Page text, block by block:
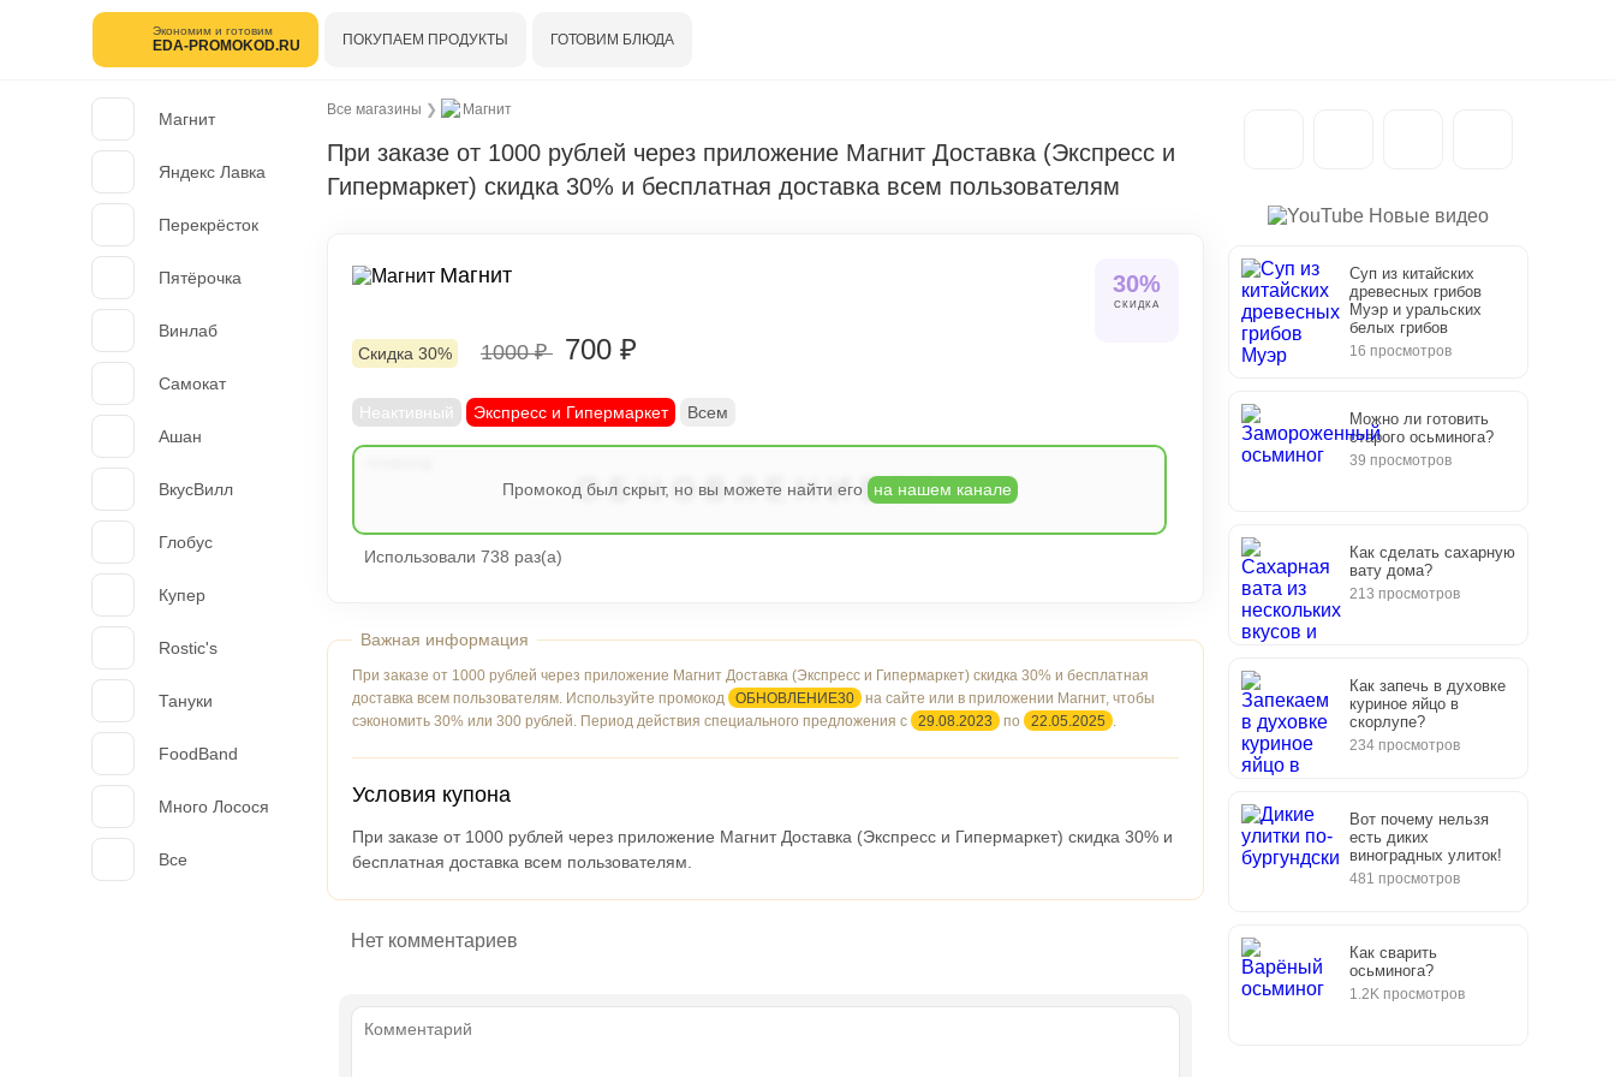
Экономим и готовим
EDA-PROMOKOD.RU ПОКУПАЕМ ПРОДУКТЫ ГОТОВИМ БЛЮДА
Магнит
Яндекс Лавка
Перекрёсток
Пятёрочка
Винлаб
Самокат
Ашан
ВкусВилл
Глобус
Купер
Rostic's
Тануки
FoodBand
Много Лосося
Все
Все магазины ❯ Магнит
При заказе от 1000 рублей через приложение Магнит Доставка (Экспресс и
Гипермаркет) скидка 30% и бесплатная доставка всем пользователям
Магнит 30%
СКИДКА
Скидка 30% 1000 ₽ 700 ₽
Неактивный Экспресс и Гипермаркет Всем
Промокод был скрыт, но вы можете найти его на нашем канале
ОБНОВЛЕНИЕ30
Использовали 738 раз(а)
При заказе от 1000 рублей через приложение Магнит Доставка (Экспресс и Гипермаркет) скидка 30% и бесплатная
доставка всем пользователям. Используйте промокод
ОБНОВЛЕНИЕ30
на сайте или в приложении Магнит, чтобы
сэкономить 30% или 300 рублей. Период действия специального предложения с
29.08.2023 по 22.05.2025 .
Условия купона
При заказе от 1000 рублей через приложение Магнит Доставка (Экспресс и Гипермаркет) скидка 30% и
бесплатная доставка всем пользователям.
Нет комментариев
Новые видео
Суп из китайских
древесных грибов
Муэр и уральских
белых грибов
16 просмотров
Можно ли готовить
старого осьминога?
39 просмотров
Как сделать сахарную
вату дома?
213 просмотров
Как запечь в духовке
куриное яйцо в
скорлупе?
234 просмотров
Вот почему нельзя
есть диких
виноградных улиток!
481 просмотров
Как сварить
осьминога?
1.2K просмотров